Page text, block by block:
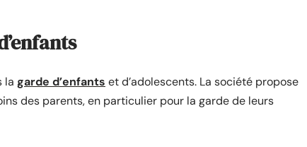
la garde d’enfants et d’adolescents. La société propose
des parents, en particulier pour la garde de leurs